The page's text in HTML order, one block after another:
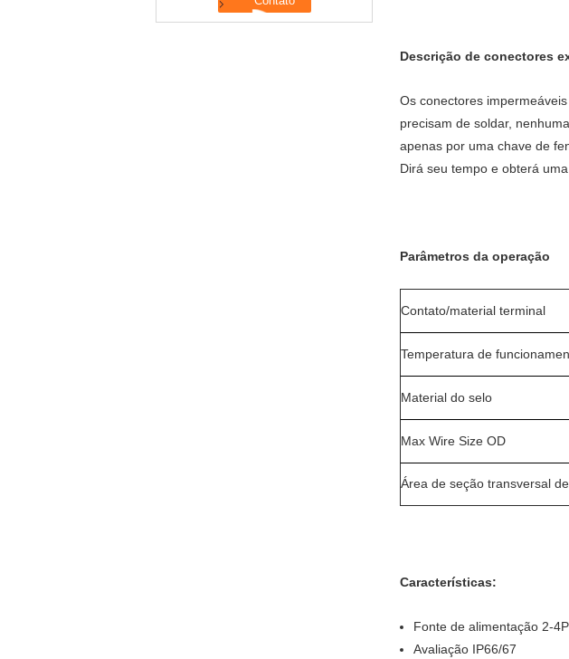
Descrição de conectores
Os conectores
precisam de soldar,
apenas por uma chave de
Dirá seu tempo e obterá
Parâmetros da operação
Contato/material terminal
Temperatura de
Material do selo
Max Wire Size OD
Área de seção transversal
Características:
Fonte de alimentação 2-
Avaliação IP66/67